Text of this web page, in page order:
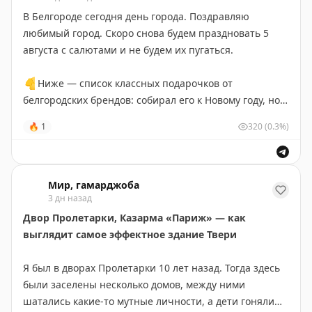
Приключения Гамарджобы 2026
придумали десяток наборов по цене от 1 300 ₽.
наборы на сайте .
Калипсо — самые известные обжарщики и сеть
кофеен в Белгороде и Старом Осколе. В подарок
какой выбрать — возьмите
.
Борисовские сыры
Небольшая сыроварня «Борисовские сыры»
уникальна: её сыры созревают в меловых погребах
Холковского монастыря. В подарок я бы заказал один
изнаборов, я бы взялнабор для красного. В наборе 5
Кофе от Знака
Ещё одни обжарщики из Белгорода. Ассортимент
В Белгороде сегодня день города. Поздравляю
любимый город. Скоро снова будем праздновать 5
августа с салютами и не будем их пугаться.
👇 Ниже — список классных подарочков от
белгородских брендов: собирал его к Новому году, но
🔥 1 320(0.3%)
Мир, гамарджоба
3 дн назад
Двор Пролетарки, Казарма «Париж» — как
выглядит самое эффектное здание Твери
Я был в дворах Пролетарки 10 лет назад. Тогда здесь
были заселены несколько домов, между ними
шатались какие-то мутные личности, а дети гоняли